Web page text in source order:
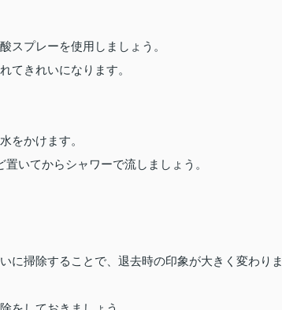
スプレーを使用しましょう。
てきれいになります。
をかけます。
いてからシャワーで流しましょう。
に掃除することで、退去時の印象が大きく変わりま